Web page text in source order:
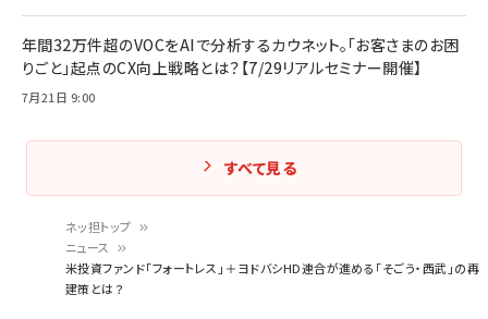
ネッ担トップ
ニュース
米投資ファンド「フォートレス」＋ヨドバシHD連合が進める「そごう・西武」の再
建策とは？
年間32万件超のVOCをAIで分析するカウネット。「お客さまのお困
りごと」起点のCX向上戦略とは？【7/29リアルセミナー開催】
7月21日 9:00
すべて見る